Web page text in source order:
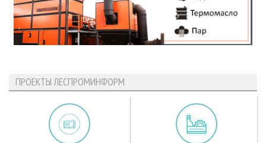
ПРОЕКТЫ ЛЕСПРОМИНФОРМ